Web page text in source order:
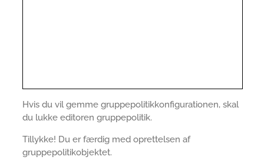
Hvis du vil gemme gruppepolitikkonfigurationen, skal
du lukke editoren gruppepolitik.
Tillykke! Du er færdig med oprettelsen af
gruppepolitikobjektet.